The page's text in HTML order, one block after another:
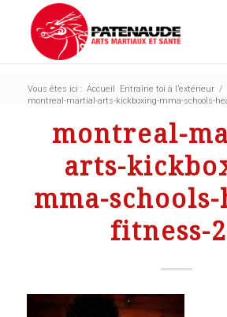
Vous êtes ici : Accueil Entraîne toi à l’extérieur /
montreal-martial-arts-kickboxing-mma-schools-
montreal-
arts-
mma-
fitness-